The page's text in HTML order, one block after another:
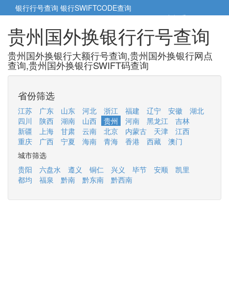
银行行号查询 银行SWIFTCODE查询
5cm小帮手5cm.cn
贵州国外换银行行号查询
贵州国外换银行大额行号查询,贵州国外换银行网点
查询,贵州国外换银行SWIFT码查询
省份筛选
江苏 广东 山东 河北 浙江 福建 辽宁 安徽
湖北
四川
陕西 湖南 山西 贵州 河南 黑龙江
吉林
新疆
上海 甘肃 云南 北京 内蒙古 天津
江西
重庆
广西 宁夏 海南 青海 香港 西藏
澳门
城市筛选
贵阳
六盘水 遵义 铜仁 兴义 毕节 安顺
凯里
都均
福泉 黔南 黔东南 黔西南